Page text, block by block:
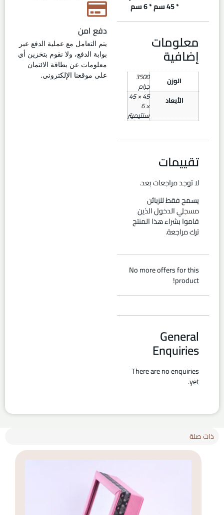
* 45 سم * 6 سم
معلومات
إضافية
الوزن 3500
جرام
الأبعاد
45 × 45
× 6
سنتيميتر
تقييمات
لا توجد مراجعات بعد.
يسمح فقط للزبائن
مسجلي الدخول الذين
قاموا بشراء هذا المنتج
ترك مراجعة.
No more offers for this
product!
General
Enquiries
There are no enquiries
yet.
دفع امن
يتم التعامل مع عملية الدفع عبر
بوابة الدفع، ولا نقوم بتخزين أي
معلومات عن بطاقة الائتمان
على موقعنا الإلكتروني.
ذات صلة